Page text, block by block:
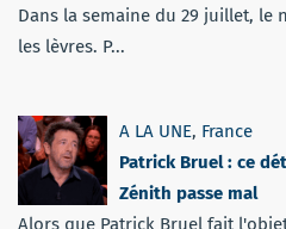
Dans la semaine du 29 juillet, le
les lèvres. P...
A LA UNE, France
Patrick Bruel : ce
Zénith passe mal
Alors que Patrick Bruel fait